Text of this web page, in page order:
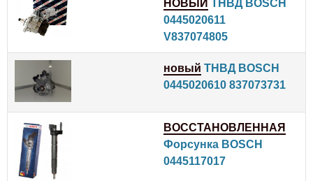
НОВЫЙ ТНВД BOSCH
0445020611
V837074805
новый ТНВД BOSCH
0445020610 837073731
ВОССТАНОВЛЕННАЯ
Форсунка BOSCH
0445117017